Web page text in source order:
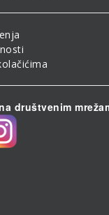
društvenim